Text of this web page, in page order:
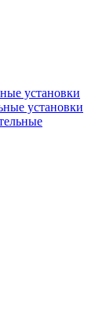
установки
установки